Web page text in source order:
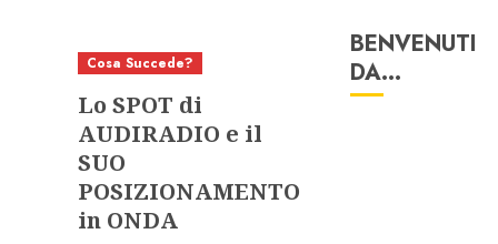
Cosa Succede?
Lo SPOT di
AUDIRADIO e il
SUO
POSIZIONAMENTO
in ONDA
BENVENUTI
DA…